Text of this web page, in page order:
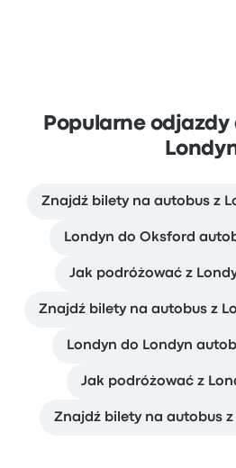
Popularne
Znajdź bilety na autobus z
Londyn do Oksford
Jak podróżować z
Znajdź bilety na autobus z
Londyn do Londyn
Jak podróżować z
Znajdź bilety na autobus z